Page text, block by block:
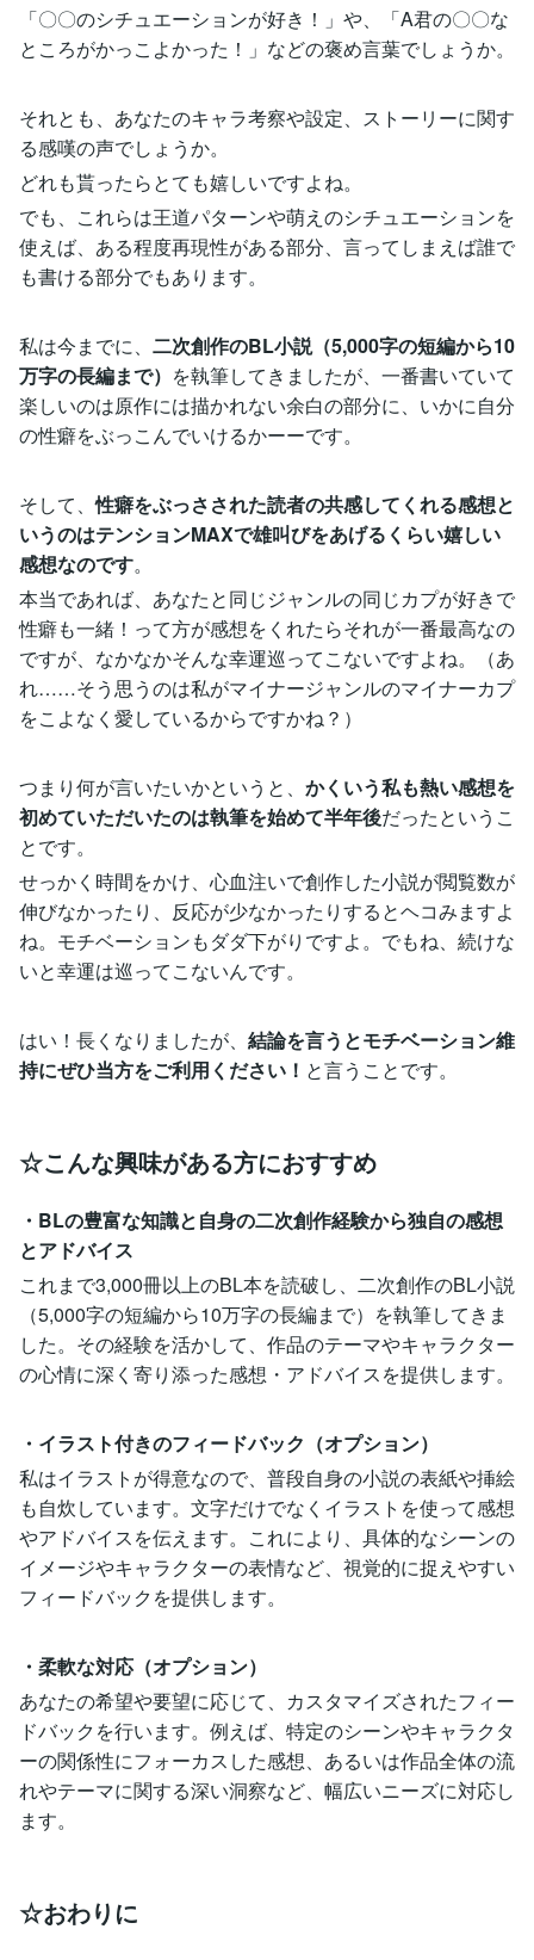
「〇〇のシチュエーションが好き！」や、「A君の〇〇な
ところがかっこよかった！」などの褒め言葉でしょうか。
それとも、あなたのキャラ考察や設定、ストーリーに関す
る感嘆の声でしょうか。
どれも貰ったらとても嬉しいですよね。
でも、これらは王道パターンや萌えのシチュエーションを
使えば、ある程度再現性がある部分、言ってしまえば誰で
も書ける部分でもあります。
私は今までに、 二次創作のBL小説（5,000字の短編から10
万字の長編まで） を執筆してきましたが、一番書いていて
楽しいのは原作には描かれない余白の部分に、いかに自分
の性癖をぶっこんでいけるかーーです。
そして、性癖をぶっさされた読者の共感してくれる感想と
いうのはテンションMAXで雄叫びをあげるくらい嬉しい
感想なのです。
本当であれば、あなたと同じジャンルの同じカプが好きで
性癖も一緒！って方が感想をくれたらそれが一番最高なの
ですが、なかなかそんな幸運巡ってこないですよね。（あ
れ……そう思うのは私がマイナージャンルのマイナーカプ
をこよなく愛しているからですかね？）
つまり何が言いたいかというと、 かくいう私も熱い感想を
初めていただいたのは執筆を始めて半年後だったというこ
とです。
せっかく時間をかけ、心血注いで創作した小説が閲覧数が
伸びなかったり、反応が少なかったりするとヘコみますよ
ね。モチベーションもダダ下がりですよ。でもね、続けな
いと幸運は巡ってこないんです。
はい！長くなりましたが、 結論を言うとモチベーション維
持にぜひ当方をご利用ください！ と言うことです。
☆こんな興味がある方におすすめ
・BLの豊富な知識と自身の二次創作経験から独自の感想
とアドバイス
これまで3,000冊以上のBL本を読破し、二次創作のBL小説
（5,000字の短編から10万字の長編まで）を執筆してきま
した。その経験を活かして、作品のテーマやキャラクター
の心情に深く寄り添った感想・アドバイスを提供します。
・イラスト付きのフィードバック（オプション）
私はイラストが得意なので、普段自身の小説の表紙や挿絵
も自炊しています。文字だけでなくイラストを使って感想
やアドバイスを伝えます。これにより、具体的なシーンの
イメージやキャラクターの表情など、視覚的に捉えやすい
フィードバックを提供します。
・柔軟な対応（オプション）
あなたの希望や要望に応じて、カスタマイズされたフィー
ドバックを行います。例えば、特定のシーンやキャラクタ
ーの関係性にフォーカスした感想、あるいは作品全体の流
れやテーマに関する深い洞察など、幅広いニーズに対応し
ます。
☆おわりに